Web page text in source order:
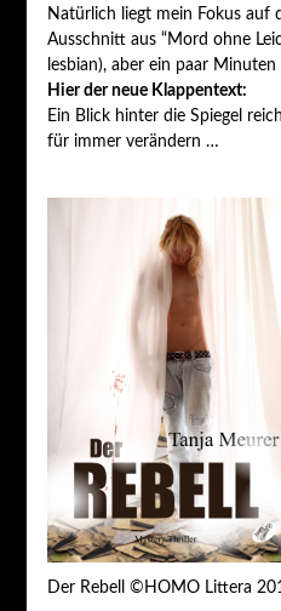
Natürlich liegt mein Fokus auf
Ausschnitt aus “Mord ohne
lesbian), aber ein paar
Hier der neue Klappentext:
Ein Blick hinter die Spiegel
für immer verändern …
Der Rebell ©HOMO Littera